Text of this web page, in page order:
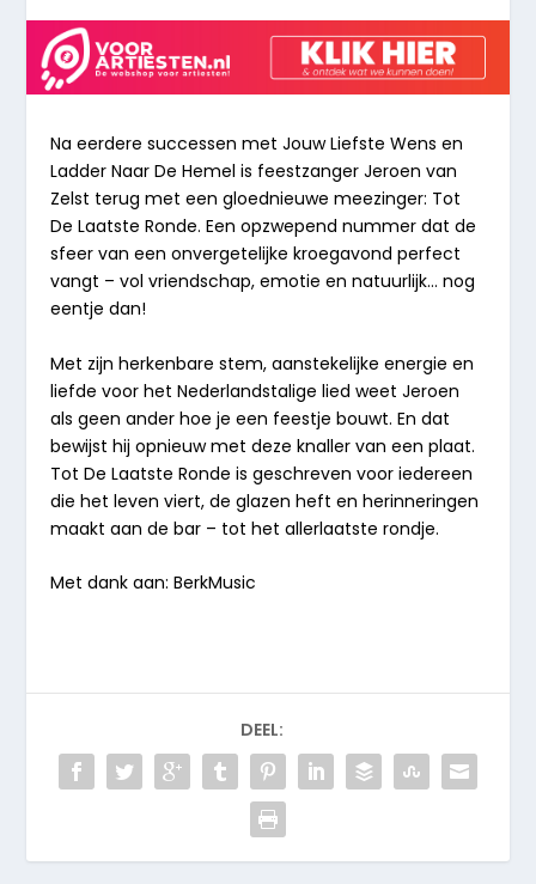
Na eerdere successen metJouw Liefste Wens en
Ladder Naar De Hemel is feestzanger Jeroen van
Zelst terug met een gloednieuwe meezinger: Tot
De Laatste Ronde. Een opzwepend nummer dat de
sfeer van een onvergetelijke kroegavond perfect
vangt – vol vriendschap, emotie en natuurlijk… nog
eentje dan!
Met zijn herkenbare stem, aanstekelijke energie en
liefde voor het Nederlandstalige lied weet Jeroen
als geen ander hoe je een feestje bouwt. En dat
bewijst hij opnieuw met deze knaller van een plaat.
Tot De Laatste Ronde is geschreven voor iedereen
die het leven viert, de glazen heft en herinneringen
maakt aan de bar – tot het allerlaatste rondje.
Met dank aan: BerkMusic
DEEL: